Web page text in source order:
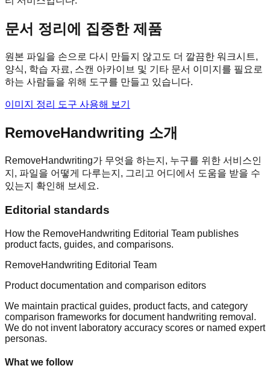
문서 정리에 집중한 제품
원본 파일을 손으로 다시 만들지 않고도 더 깔끔한 워크시트,
양식, 학습 자료, 스캔 아카이브 및 기타 문서 이미지를 필요로
하는 사람들을 위해 도구를 만들고 있습니다.
이미지 정리 도구 사용해 보기
RemoveHandwriting 소개
RemoveHandwriting가 무엇을 하는지, 누구를 위한 서비스인
지, 파일을 어떻게 다루는지, 그리고 어디에서 도움을 받을 수
있는지 확인해 보세요.
Editorial standards
How the RemoveHandwriting Editorial Team publishes
product facts, guides, and comparisons.
RemoveHandwriting Editorial Team
Product documentation and comparison editors
We maintain practical guides, product facts, and category
comparison frameworks for document handwriting removal.
We do not invent laboratory accuracy scores or named expert
personas.
What we follow